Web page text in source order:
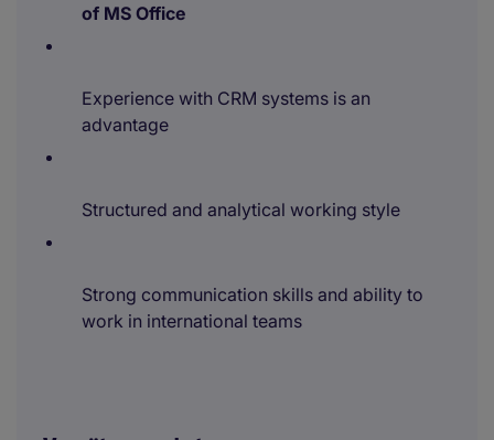
of MS Office
Experience with CRM systems is an
advantage
Structured and analytical working style
Strong communication skills and ability to
work in international teams